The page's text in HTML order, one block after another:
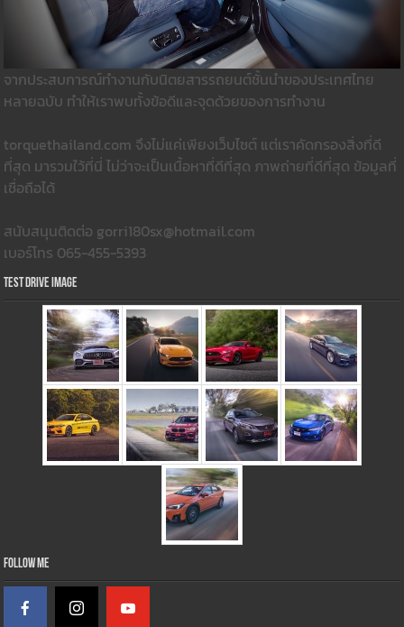
จากประสบการณ์ทำงานกับนิตยสารรถยนต์ชั้นนำของประเทศไทย
หลายฉบับ ทำให้เราพบทั้งข้อดีและจุดด้วยของการทำงาน
torquethailand.com จึงไม่แค่เพียงเว็บไซต์ แต่เราคัดกรองสิ่งที่ดี
ที่สุด มารวมใว้ที่นี่ ไม่ว่าจะเป็นเนื้อหาที่ดีที่สุด ภาพถ่ายที่ดีที่สุด ข้อมูลที่
เชื่อถือได้
สนับสนุนติดต่อ gorri180sx@hotmail.com
เบอร์โทร 065-455-5393
Test Drive Image
Follow Me